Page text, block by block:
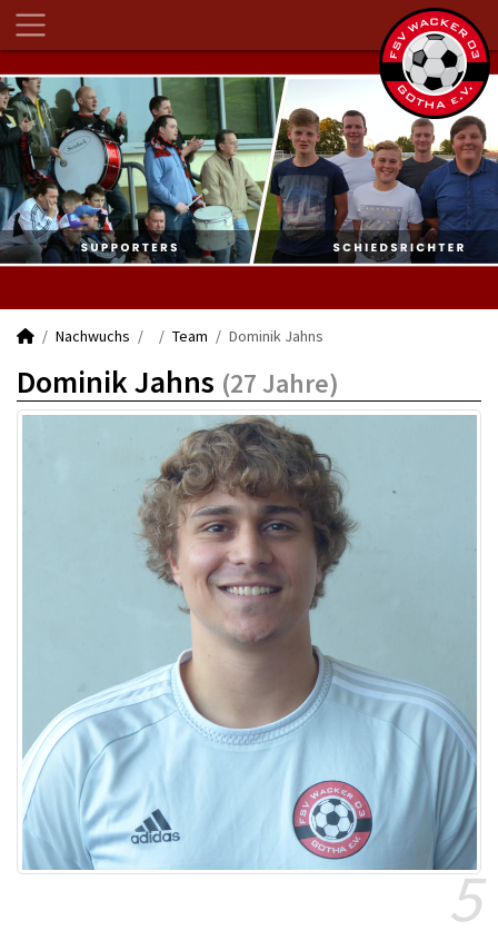
Nachwuchs Team Dominik Jahns
Dominik Jahns (27 Jahre)
5